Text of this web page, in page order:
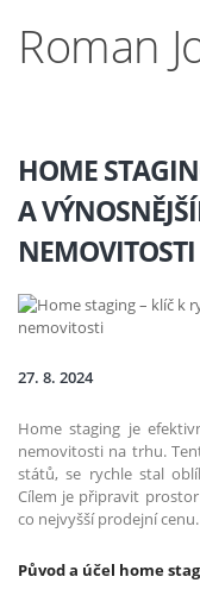
Roman
HOME
A
NEMOVITOSTI
27. 8. 2024
Home staging je
nemovitosti na trhu.
států, se rychle stal
Cílem je připravit
co nejvyšší prodejní
Původ a účel home